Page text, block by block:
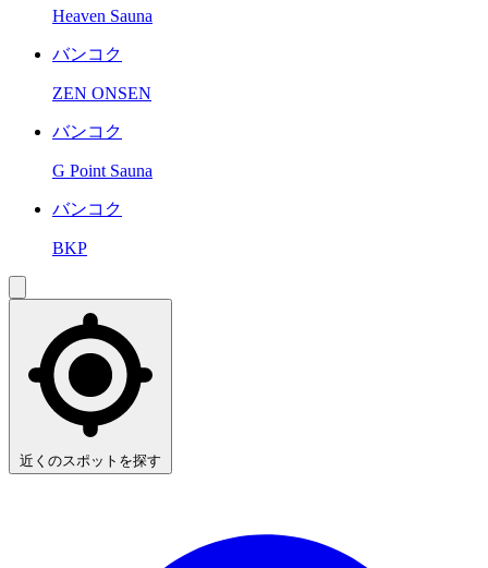
Heaven Sauna
バンコク
ZEN ONSEN
バンコク
G Point Sauna
バンコク
BKP
近くのスポットを探す